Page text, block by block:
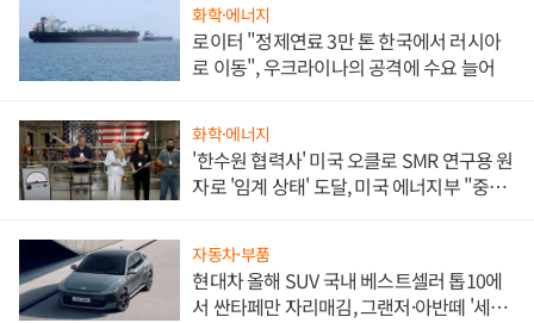
화학·에너지
로이터 "정제연료 3만 톤 한국에서 러시아
로 이동", 우크라이나의 공격에 수요 늘어
화학·에너지
'한수원 협력사' 미국 오클로 SMR 연구용 원
자로 '임계 상태' 도달, 미국 에너지부 "중요
자동차·부품
현대차 올해 SUV 국내 베스트셀러 톱10에
서 싼타페만 자리매김, 그랜저·아반떼 '세단